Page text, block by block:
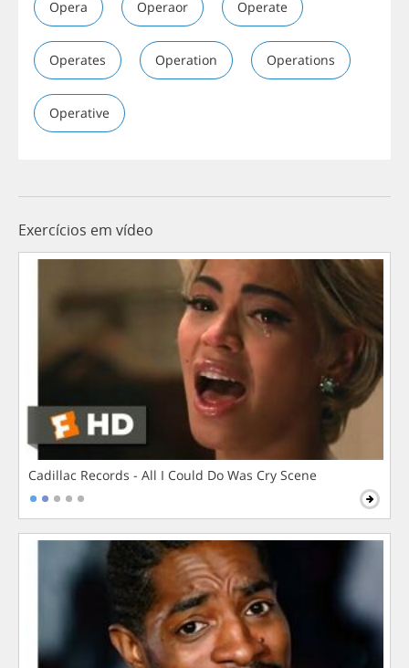
Opera Operaor Operate
Operates Operation Operations
Operative
Exercícios em vídeo
Cadillac Records - All I Could Do Was Cry Scene